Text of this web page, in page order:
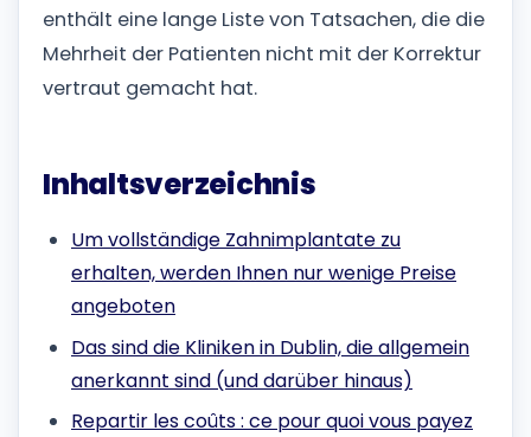
enthält eine lange Liste von Tatsachen, die die
Mehrheit der Patienten nicht mit der Korrektur
vertraut gemacht hat.
Inhaltsverzeichnis
Um vollständige Zahnimplantate zu
erhalten, werden Ihnen nur wenige Preise
angeboten
Das sind die Kliniken in Dublin, die allgemein
anerkannt sind (und darüber hinaus)
Repartir les coûts : ce pour quoi vous payez